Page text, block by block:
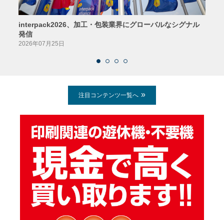
interpack2026、加工・包装業界にグローバルなシグナル
発信
2026年07月25日
注目コンテンツ一覧へ